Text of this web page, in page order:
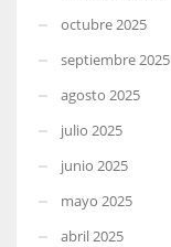
octubre 2025
septiembre 2025
agosto 2025
julio 2025
junio 2025
mayo 2025
abril 2025